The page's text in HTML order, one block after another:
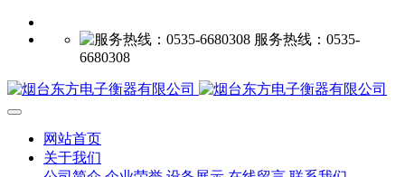
服务热线：0535-
6680308
网站首页
关于我们